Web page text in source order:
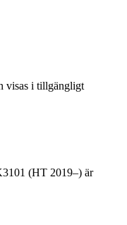
visas i tillgängligt
(HT 2019–) är